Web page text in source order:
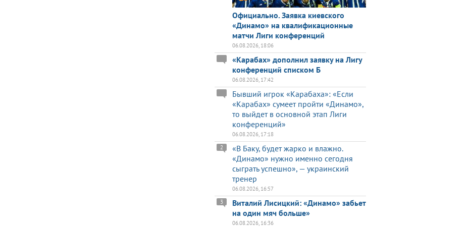
Официально. Заявка киевского
«Динамо» на квалификационные
матчи Лиги конференций
06.08.2026, 18:06
«Карабах» дополнил заявку на Лигу
конференций списком Б
06.08.2026, 17:42
Бывший игрок «Карабаха»: «Если
«Карабах» сумеет пройти «Динамо»,
то выйдет в основной этап Лиги
конференций»
06.08.2026, 17:18
«В Баку, будет жарко и влажно.
«Динамо» нужно именно сегодня
сыграть успешно», — украинский
тренер
2
06.08.2026, 16:57
Виталий Лисицкий: «Динамо» забьет
на один мяч больше»
3
06.08.2026, 16:36